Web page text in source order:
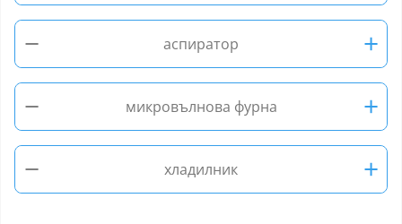
−
аспиратор
+
−
микровълнова фурна
+
−
хладилник +